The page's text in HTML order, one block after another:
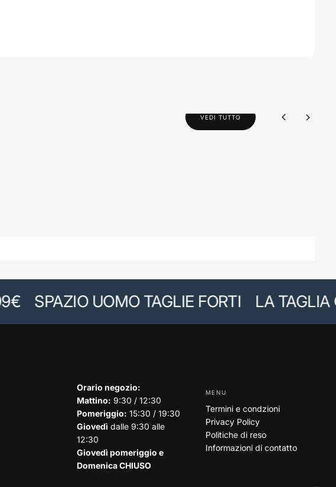
VEDI TUTTO
SPAZIO UOMO TAGLIE FORTI LA TAGLIA
Orario negozio:
Mattino: 9:30 / 12:30
Pomeriggio: 15:30 / 19:30
Giovedì dalle 9:30 alle
12:30
Giovedì pomeriggio e
Domenica CHIUSO
MENU
Termini e condzioni
Privacy Policy
Politiche di reso
Informazioni di contatto